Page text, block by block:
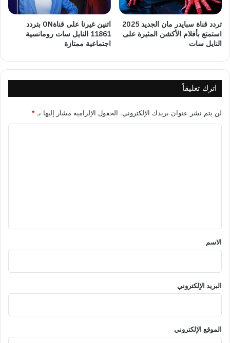
تردد قناة سبايدر مان الجديد 2025
استمتع بأفلام الأكشن المثيرة على
النايل سات
اتنين غيرنا على قناةON بتردد
11861 النايل سات رومانسية
اجتماعية ممتازة
اترك تعليقاً
لن يتم نشر عنوان بريدك الإلكتروني. الحقول الإلزامية مشار إليها بـ *
*
الاسم
البريد الإلكتروني
الموقع الإلكتروني